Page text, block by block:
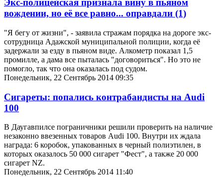
Экс-полицейская признала вину в пьяном
вождении, но её все равно... оправдали (1)
"Я бегу от жизни", - заявила стражам порядка на дороге экс-
сотрудница Адажской муниципальной полиции, когда её
задержали за езду в пьяном виде. Алкометр показал 1,5
промилле, а дама все пыталась "договориться". Но это не
помогло, так что она оказалась под судом.
Понедельник, 22 Сентябрь 2014 09:35
Сигареты: попались контрабандисты на Audi
100
В Даугавпилсе пограничники решили проверить на наличие
незаконно ввезенных товаров Audi 100. Внутри их ждала
награда: 6 коробок, упакованных в черный полиэтилен, в
которых оказалось 50 000 сигарет "Фест", а также 20 000
сигарет NZ.
Понедельник, 22 Сентябрь 2014 11:40